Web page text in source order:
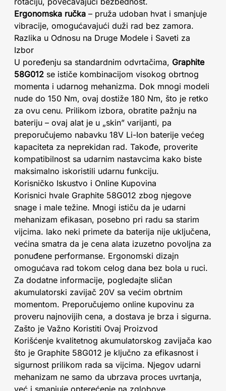
Ergonomska ručka – pruža udoban hvat i smanjuje
vibracije, omogućavajući duži rad bez zamora.
Razlika u Odnosu na Druge Modele i Saveti za
Izbor
U poređenju sa standardnim odvrtačima, Graphite
58G012 se ističe kombinacijom visokog obrtnog
momenta i udarnog mehanizma. Dok mnogi modeli
nude do 150 Nm, ovaj dostiže 180 Nm, što je retko
za ovu cenu. Prilikom izbora, obratite pažnju na
bateriju – ovaj alat je u „skin” varijanti, pa
preporučujemo nabavku 18V Li-Ion baterije većeg
kapaciteta za neprekidan rad. Takođe, proverite
kompatibilnost sa udarnim nastavcima kako biste
maksimalno iskoristili udarnu funkciju.
Korisničko Iskustvo i Online Kupovina
Korisnici hvale Graphite 58G012 zbog njegove
snage i male težine. Mnogi ističu da je udarni
mehanizam efikasan, posebno pri radu sa starim
vijcima. Iako neki primete da baterija nije uključena,
većina smatra da je cena alata izuzetno povoljna za
ponuđene performanse. Ergonomski dizajn
omogućava rad tokom celog dana bez bola u ruci.
Za dodatne informacije, pogledajte sličan
akumulatorski zavijač 20V sa većim obrtnim
momentom. Preporučujemo online kupovinu za
proveru najnovijih cena, a dostava je brza i sigurna.
Zašto je Važno Koristiti Ovaj Proizvod
Korišćenje kvalitetnog akumulatorskog zavijača kao
što je Graphite 58G012 je ključno za efikasnost i
sigurnost prilikom rada sa vijcima. Njegov udarni
mehanizam ne samo da ubrzava proces uvrtanja,
već i smanjuje opterećenje na zglobove,